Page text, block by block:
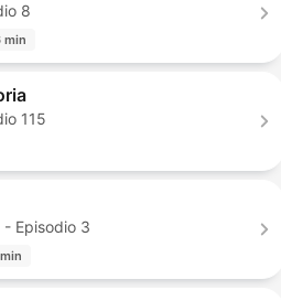
8
min
115
- Episodio 3